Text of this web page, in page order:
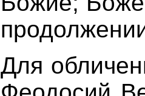
Для